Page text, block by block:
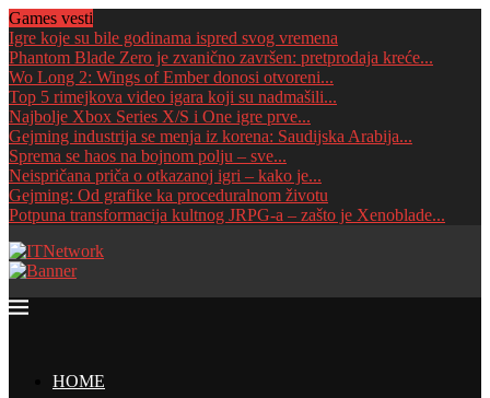
Games vesti
Igre koje su bile godinama ispred svog vremena
Phantom Blade Zero je zvanično završen: pretprodaja kreće...
Wo Long 2: Wings of Ember donosi otvoreni...
Top 5 rimejkova video igara koji su nadmašili...
Najbolje Xbox Series X/S i One igre prve...
Gejming industrija se menja iz korena: Saudijska Arabija...
Sprema se haos na bojnom polju – sve...
Neispričana priča o otkazanoj igri – kako je...
Gejming: Od grafike ka proceduralnom životu
Potpuna transformacija kultnog JRPG-a – zašto je Xenoblade...
HOME